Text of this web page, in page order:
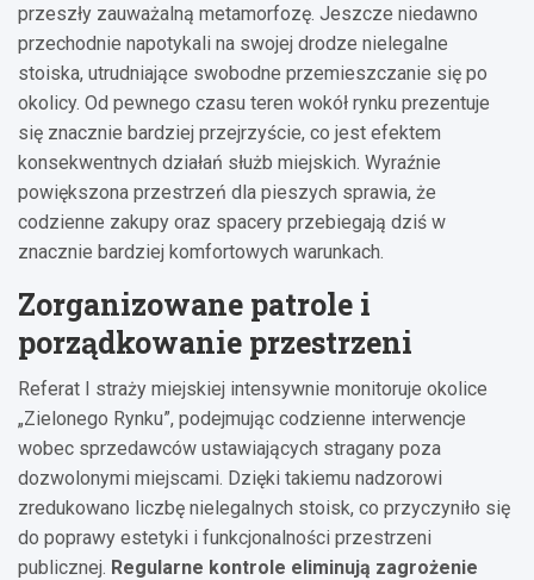
przeszły zauważalną metamorfozę. Jeszcze niedawno
przechodnie napotykali na swojej drodze nielegalne
stoiska, utrudniające swobodne przemieszczanie się po
okolicy. Od pewnego czasu teren wokół rynku prezentuje
się znacznie bardziej przejrzyście, co jest efektem
konsekwentnych działań służb miejskich. Wyraźnie
powiększona przestrzeń dla pieszych sprawia, że
codzienne zakupy oraz spacery przebiegają dziś w
znacznie bardziej komfortowych warunkach.
Zorganizowane patrole i
porządkowanie przestrzeni
Referat I straży miejskiej intensywnie monitoruje okolice
„Zielonego Rynku”, podejmując codzienne interwencje
wobec sprzedawców ustawiających stragany poza
dozwolonymi miejscami. Dzięki takiemu nadzorowi
zredukowano liczbę nielegalnych stoisk, co przyczyniło się
do poprawy estetyki i funkcjonalności przestrzeni
publicznej. Regularne kontrole eliminują zagrożenie